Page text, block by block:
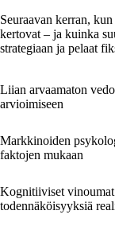
Seuraavan kerran,
kertovat – ja kuinka
strategiaan ja pelaat
Liian arvaamaton
arvioimiseen
Markkinoiden
faktojen mukaan
Kognitiiviset
todennäköisyyksiä